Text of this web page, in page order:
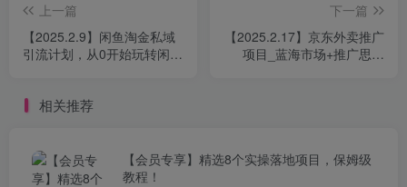
上一篇
【2025.2.9】闲鱼淘金私域
引流计划，从0开始玩转闲
下一篇
【2025.2.17】京东外卖推广
项目_蓝海市场+推广思路
相关推荐
【会员专享】精选8个实操落地项目，保姆级
教程！